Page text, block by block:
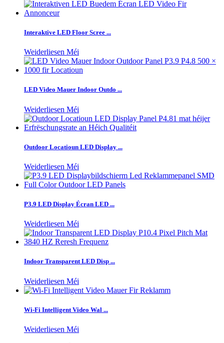
Interaktive LED Floor Scree ...
Weiderliesen Méi
LED Video Mauer Indoor Outdo ...
Weiderliesen Méi
Outdoor Locatioun LED Display ...
Weiderliesen Méi
P3.9 LED Display Écran LED ...
Weiderliesen Méi
Indoor Transparent LED Disp ...
Weiderliesen Méi
Wi-Fi Intelligent Video Wal ...
Weiderliesen Méi